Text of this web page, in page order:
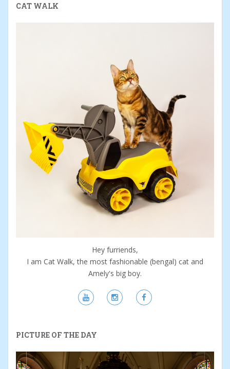
CAT WALK
Hey furriends,
I am Cat Walk, the most fashionable (bengal) cat and
Amely's big boy.
PICTURE OF THE DAY